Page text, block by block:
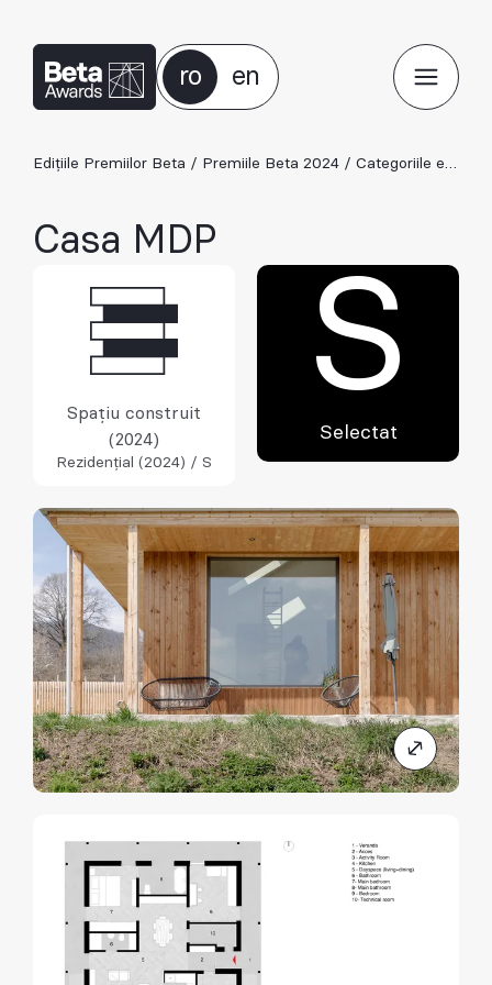
ro en
Edițiile Premiilor Beta / Premiile Beta 2024 / Categoriile ediției 2024
Casa MDP
Spațiu construit
(2024)
Rezidențial (2024) / S
S
Selectat